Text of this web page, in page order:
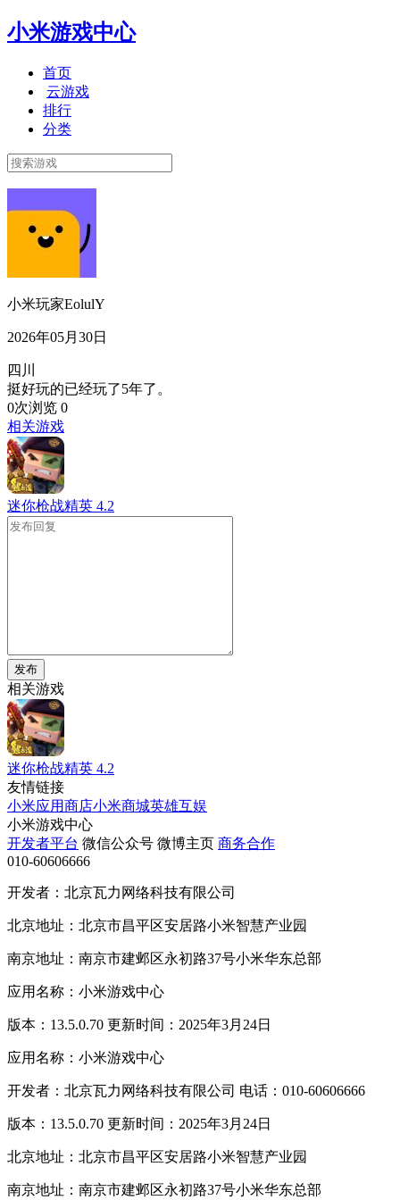
小米游戏中心
首页
云游戏
排行
分类
小米玩家EolulY
2026年05月30日
四川
挺好玩的已经玩了5年了。
0次浏览 0
相关游戏
迷你枪战精英 4.2
发布
相关游戏
迷你枪战精英 4.2
友情链接
小米应用商店小米商城英雄互娱
小米游戏中心
开发者平台 微信公众号 微博主页 商务合作
010-60606666
开发者：北京瓦力网络科技有限公司
北京地址：北京市昌平区安居路小米智慧产业园
南京地址：南京市建邺区永初路37号小米华东总部
应用名称：小米游戏中心
版本：13.5.0.70 更新时间：2025年3月24日
应用名称：小米游戏中心
开发者：北京瓦力网络科技有限公司 电话：010-60606666
版本：13.5.0.70 更新时间：2025年3月24日
北京地址：北京市昌平区安居路小米智慧产业园
南京地址：南京市建邺区永初路37号小米华东总部